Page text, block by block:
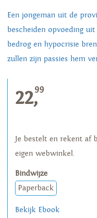
Een jongeman uit de
bescheiden opvoeding
bedrog en hypocrisie
zullen zijn passies hem
22,99
Je bestelt en rekent af
eigen webwinkel.
Bindwijze
Paperback
Bekijk Ebook